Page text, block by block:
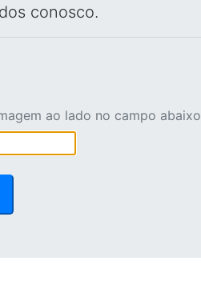
conosco.
ao lado no campo abaixo